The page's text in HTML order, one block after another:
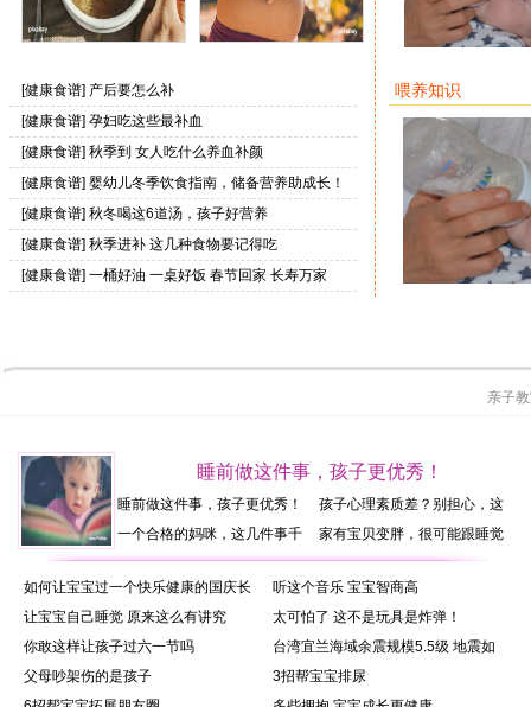
产后要怎么补
[健康食谱] 产后要怎么补
[健康食谱] 孕妇吃这些最补血
[健康食谱] 秋季到 女人吃什么养血补颜
[健康食谱] 婴幼儿冬季饮食指南，储备营养助成长！
[健康食谱] 秋冬喝这6道汤，孩子好营养
[健康食谱] 秋季进补 这几种食物要记得吃
[健康食谱] 一桶好油 一桌好饭 春节回家 长寿万家
有效实用的断奶全
测绝对有效
喂养知识
亲子
睡前做这件事，孩子更优秀！
睡前做这件事，孩子更优秀！
孩子心理素质差？别担心，这
样培养就不会了！
一个合格的妈咪，这几件事千
万不要做
家有宝贝变胖，很可能跟睡觉
有关系
如何让宝宝过一个快乐健康的国庆长
听这个音乐 宝宝智商高
让宝宝自己睡觉 原来这么有讲究
太可怕了 这不是玩具是炸弹！
你敢这样让孩子过六一节吗
台湾宜兰海域余震规模5.5级 地震如
父母吵架伤的是孩子
3招帮宝宝排尿